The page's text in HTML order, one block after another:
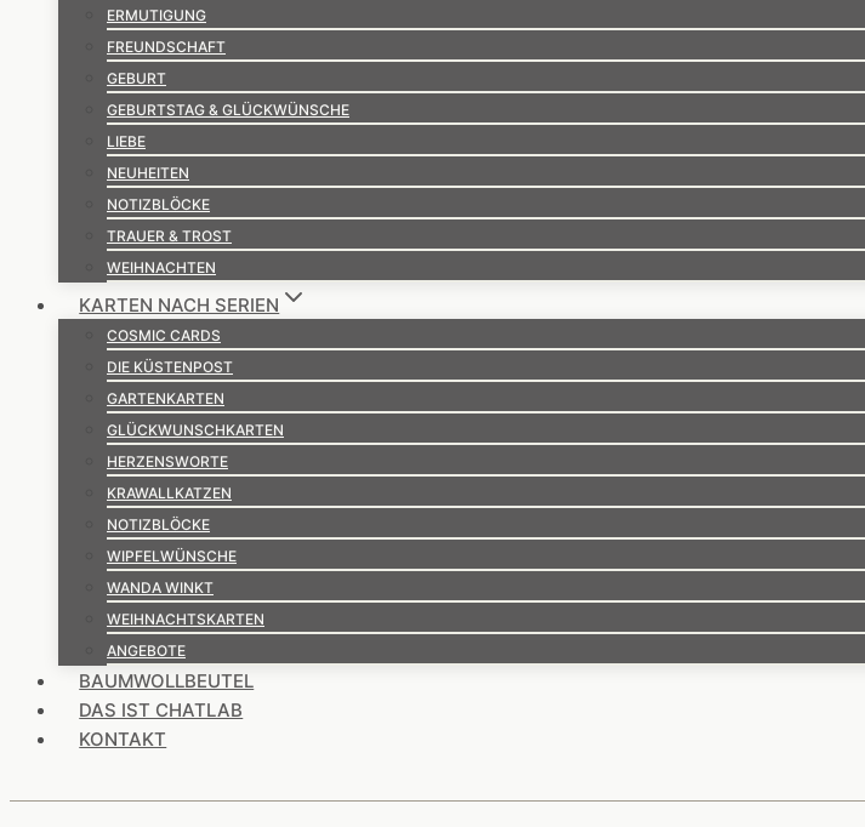
ERMUTIGUNG
FREUNDSCHAFT
GEBURT
GEBURTSTAG & GLÜCKWÜNSCHE
LIEBE
NEUHEITEN
NOTIZBLÖCKE
TRAUER & TROST
WEIHNACHTEN
KARTEN NACH SERIEN
COSMIC CARDS
DIE KÜSTENPOST
GARTENKARTEN
GLÜCKWUNSCHKARTEN
HERZENSWORTE
KRAWALLKATZEN
NOTIZBLÖCKE
WIPFELWÜNSCHE
WANDA WINKT
WEIHNACHTSKARTEN
ANGEBOTE
BAUMWOLLBEUTEL
DAS IST CHATLAB
KONTAKT